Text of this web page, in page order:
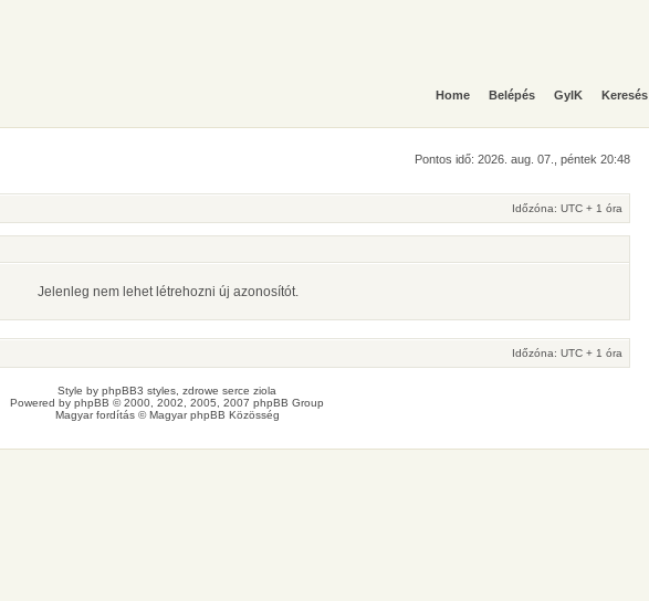
Home Belépés GyIK Keresés
Pontos idő: 2026. aug. 07., péntek 20:48
Időzóna: UTC + 1 óra
Jelenleg nem lehet létrehozni új azonosítót.
Időzóna: UTC + 1 óra
Style by phpBB3 styles , zdrowe serce ziola
Powered by phpBB © 2000, 2002, 2005, 2007 phpBB Group
Magyar fordítás ©Magyar phpBB Közösség